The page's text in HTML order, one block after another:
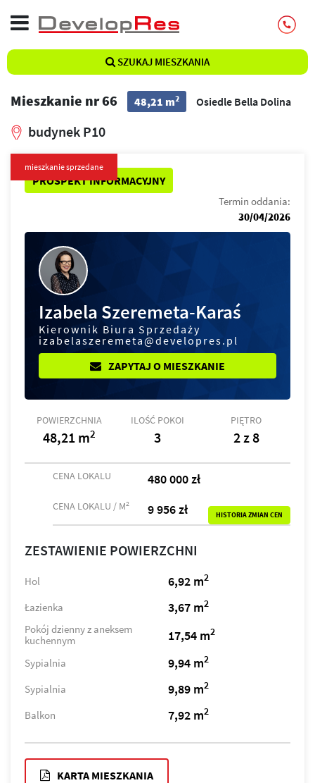
SZUKAJ MIESZKANIA
Mieszkanie nr 66 48,21 m2 Osiedle Bella Dolina
budynek P10
PROSPEKT INFORMACYJNY
mieszkanie sprzedane
Termin oddania:
30/04/2026
Izabela Szeremeta-Karaś
Kierownik Biura Sprzedaży
izabelaszeremeta@developres.pl
ZAPYTAJ O MIESZKANIE
POWIERZCHNIA
48,21 m2
ILOŚĆ POKOI
3
PIĘTRO
2 z 8
CENA LOKALU 480 000 zł
CENA LOKALU / M2 9 956 zł HISTORIA ZMIAN CEN
ZESTAWIENIE POWIERZCHNI
Hol 6,92 m2
Łazienka 3,67 m2
Pokój dzienny z aneksem
kuchennym
17,54 m2
Sypialnia 9,94 m2
Sypialnia 9,89 m2
Balkon 7,92 m2
KARTA MIESZKANIA